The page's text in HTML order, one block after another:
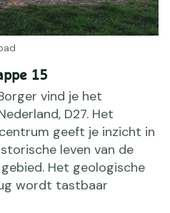
15
vind je het
D27. Het
geeft je inzicht in
leven van de
Het geologische
wordt tastbaar